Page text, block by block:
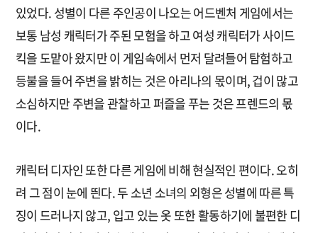
있었다. 성별이 다른 주인공이 나오는 어드벤처 게임에서는
보통 남성 캐릭터가 주된 모험을 하고 여성 캐릭터가 사이드
킥을 도맡아 왔지만 이 게임속에서 먼저 달려들어 탐험하고
등불을 들어 주변을 밝히는 것은 아리나의 몫이며, 겁이 많고
소심하지만 주변을 관찰하고 퍼즐을 푸는 것은 프렌드의 몫
이다.
캐릭터 디자인 또한 다른 게임에 비해 현실적인 편이다. 오히
려 그 점이 눈에 띈다. 두 소년 소녀의 외형은 성별에 따른 특
징이 드러나지 않고, 입고 있는 옷 또한 활동하기에 불편한 디